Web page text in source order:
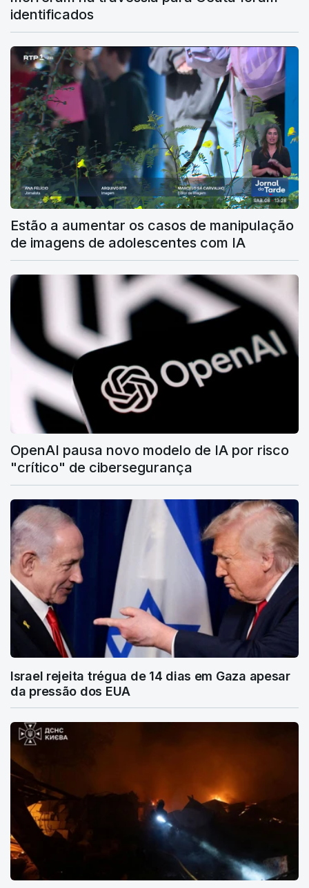
identificados
Estão a aumentar os casos de manipulação
de imagens de adolescentes com IA
OpenAI pausa novo modelo de IA por risco
"crítico" de cibersegurança
Israel rejeita trégua de 14 dias em Gaza apesar
da pressão dos EUA